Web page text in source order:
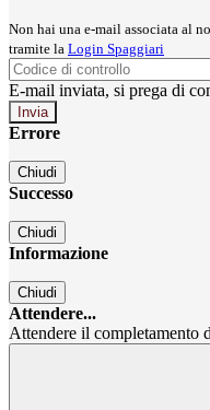
Non hai una e-mail associata al
tramite la Login Spaggiari
E-mail inviata, si prega di
Errore
Chiudi
Successo
Chiudi
Informazione
Chiudi
Attendere...
Attendere il completamento